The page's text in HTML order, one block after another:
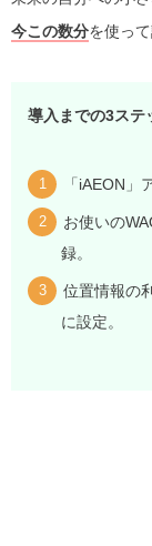
今この数分を使っ
導入までの3ステ
「iAEON」
お使いの
録。
位置情報の
に設定。